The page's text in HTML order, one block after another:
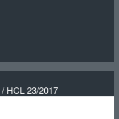
/ HCL 23/2017